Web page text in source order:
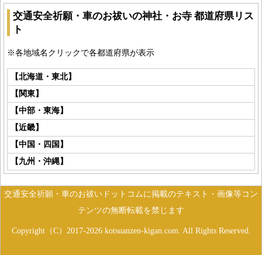
交通安全祈願・車のお祓いの神社・お寺 都道府県リス
ト
※各地域名クリックで各都道府県が表示
【北海道・東北】
【関東】
【中部・東海】
【近畿】
【中国・四国】
【九州・沖縄】
交通安全祈願・車のお祓いドットコムに掲載のテキスト・画像等コン
テンツの無断転載を禁じます
Copyright（C）2017-2026 kotsuanzen-kigan.com. All Rights Reserved.